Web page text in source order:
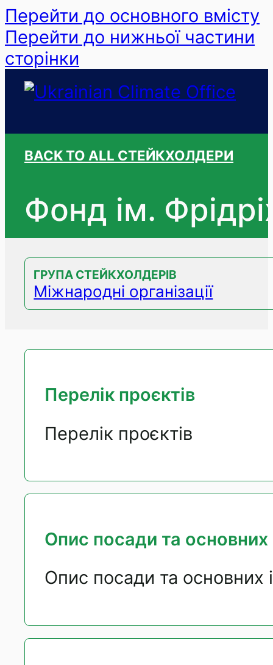
Перейти до основного вмісту
Перейти до нижньої частини
сторінки
BACK TO ALL СТЕЙКХОЛДЕРИ
Фонд ім.
ГРУПА СТЕЙКХОЛДЕРІВ
Міжнародні організації
Перелік проєктів
Перелік проєктів
Опис посади та основних
Опис посади та основних